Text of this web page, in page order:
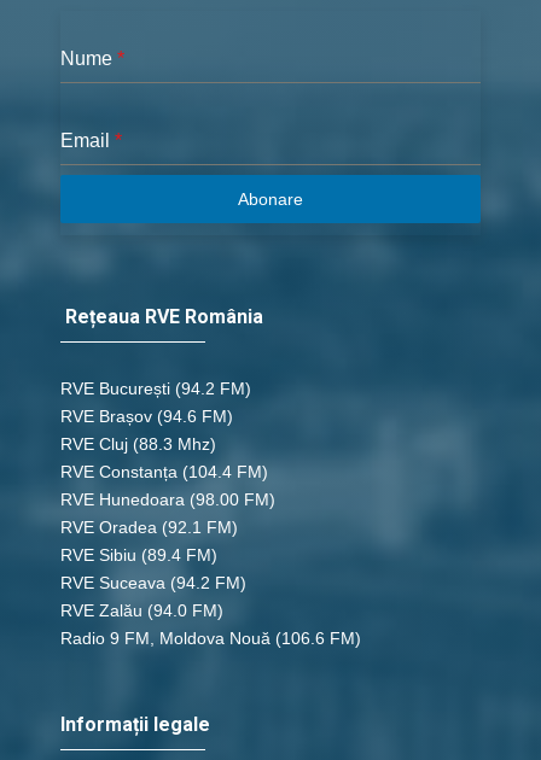
Nume *
Email *
Abonare
Rețeaua RVE România
RVE București (94.2 FM)
RVE Brașov (94.6 FM)
RVE Cluj (88.3 Mhz)
RVE Constanța (104.4 FM)
RVE Hunedoara (98.00 FM)
RVE Oradea (92.1 FM)
RVE Sibiu (89.4 FM)
RVE Suceava (94.2 FM)
RVE Zalău (94.0 FM)
Radio 9 FM, Moldova Nouă (106.6 FM)
Informații legale